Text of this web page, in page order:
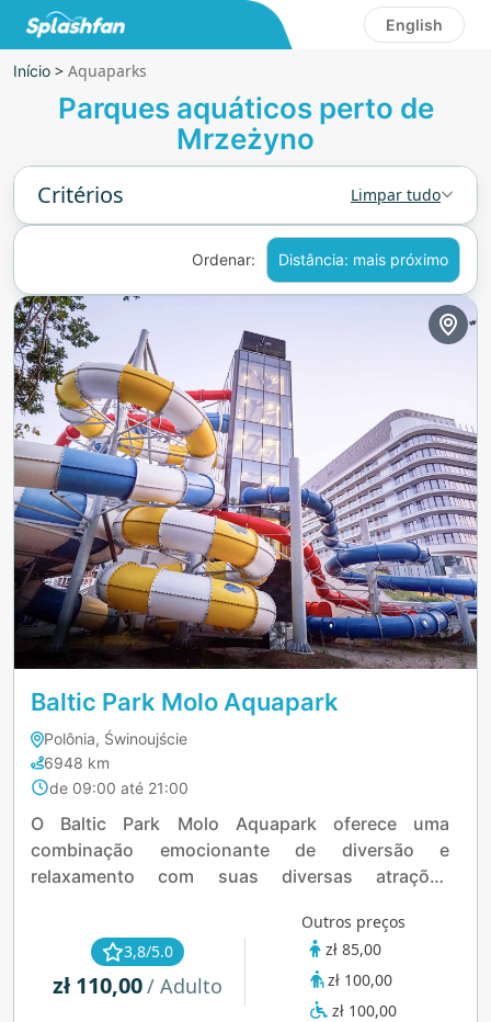
English
Início > Aquaparks
Parques aquáticos perto de
Mrzeżyno
Critérios Limpar tudo
Ordenar: Distância: mais próximo
Baltic Park Molo Aquapark
Polônia, Świnoujście
6948 km
de 09:00 até 21:00
O Baltic Park Molo Aquapark oferece uma
combinação emocionante de diversão e
relaxamento com suas diversas atrações
escorregadores emocionantes que se contorcem
e giram, uma piscina de ondas que imita o ritmo
do oceano e piscinas espaçosas perfeitas tanto
para famílias quanto para nadadores. O aquapark
3,8/5.0
zł 110,00/ Adulto
Outros preços
zł 85,00
zł 100,00
zł 100,00